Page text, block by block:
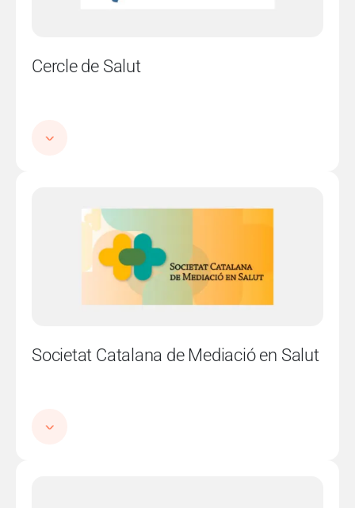
Cercle de Salut
Societat Catalana de Mediació en Salut